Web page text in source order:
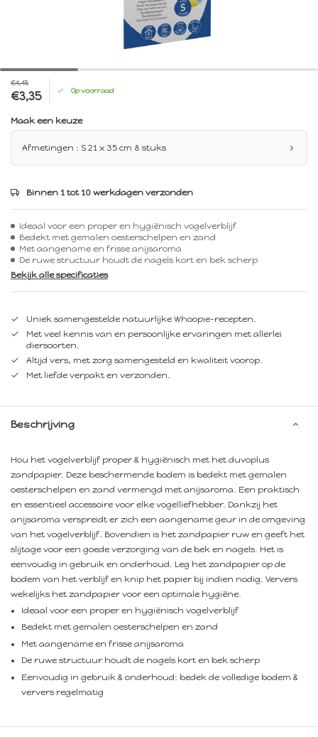
€4,45
€3,35 Op voorraad
Maak een keuze
Afmetingen : S 21 x 35 cm 8 stuks
Binnen 1 tot 10 werkdagen verzonden
Ideaal voor een proper en hygiënisch vogelverblijf
Bedekt met gemalen oesterschelpen en zand
Met aangename en frisse anijsaroma
De ruwe structuur houdt de nagels kort en bek scherp
Bekijk alle specificaties
Uniek samengestelde natuurlijke Whoopie-recepten.
Met veel kennis van en persoonlijke ervaringen met allerlei
diersoorten.
Altijd vers, met zorg samengesteld en kwaliteit voorop.
Met liefde verpakt en verzonden.
Beschrijving
Hou het vogelverblijf proper & hygiënisch met het duvoplus
zandpapier. Deze beschermende bodem is bedekt met gemalen
oesterschelpen en zand vermengd met anijsaroma. Een praktisch
en essentieel accessoire voor elke vogelliefhebber. Dankzij het
anijsaroma verspreidt er zich een aangename geur in de omgeving
van het vogelverblijf. Bovendien is het zandpapier ruw en geeft het
slijtage voor een goede verzorging van de bek en nagels. Het is
eenvoudig in gebruik en onderhoud. Leg het zandpapier op de
bodem van het verblijf en knip het papier bij indien nodig. Ververs
wekelijks het zandpapier voor een optimale hygiëne.
Ideaal voor een proper en hygiënisch vogelverblijf
Bedekt met gemalen oesterschelpen en zand
Met aangename en frisse anijsaroma
De ruwe structuur houdt de nagels kort en bek scherp
Eenvoudig in gebruik & onderhoud: bedek de volledige bodem &
ververs regelmatig